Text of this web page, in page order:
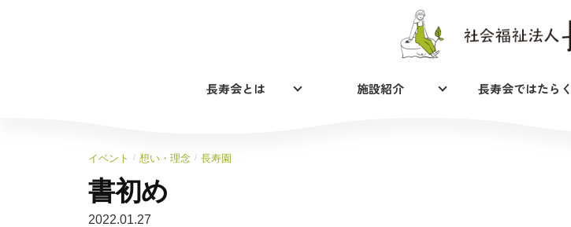
長寿会とは 施設紹介 長寿会ではたらく
イベント / 想い・理念 / 長寿園
書初め
2022.01.27